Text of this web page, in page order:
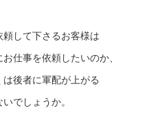
頼して下さるお客様は
仕事を依頼したいのか、
は後者に軍配が上がる
でしょうか。